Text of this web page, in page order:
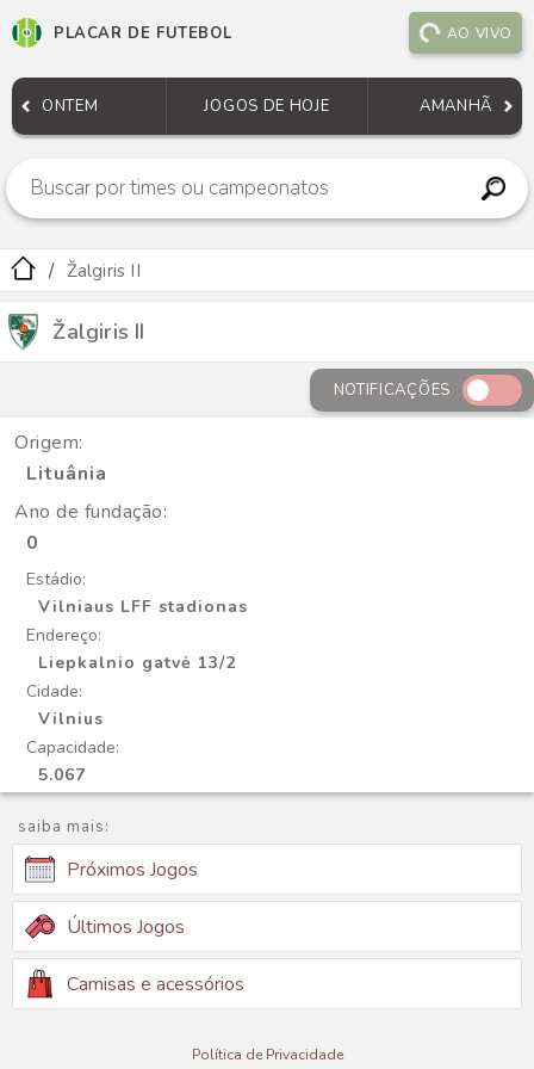
PLACAR DE FUTEBOL AO VIVO
ONTEM JOGOS DE HOJE AMANHÃ
Žalgiris II
Žalgiris II
NOTIFICAÇÕES
Origem:
Lituânia
Ano de fundação:
0
Estádio:
Vilniaus LFF stadionas
Endereço:
Liepkalnio gatvė 13/2
Cidade:
Vilnius
Capacidade:
5.067
saiba mais:
Próximos Jogos
Últimos Jogos
Camisas e acessórios
Política de Privacidade